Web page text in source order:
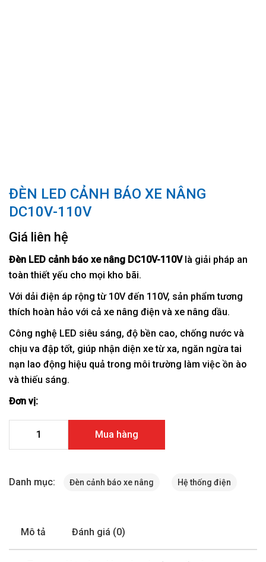
ĐÈN LED CẢNH BÁO XE NÂNG
DC10V-110V
Giá liên hệ
Đèn LED cảnh báo xe nâng DC10V-110Vlà giải pháp an
toàn thiết yếu cho mọi kho bãi.
Với dải điện áp rộng từ 10V đến 110V, sản phẩm tương
thích hoàn hảo với cả xe nâng điện và xe nâng dầu.
Công nghệ LED siêu sáng, độ bền cao, chống nước và
chịu va đập tốt, giúp nhận diện xe từ xa, ngăn ngừa tai
nạn lao động hiệu quả trong môi trường làm việc ồn ào
và thiếu sáng.
Đơn vị:
Mua hàng
Danh mục: Đèn cảnh báo xe nâng Hệ thống điện
Mô tả Đánh giá (0)